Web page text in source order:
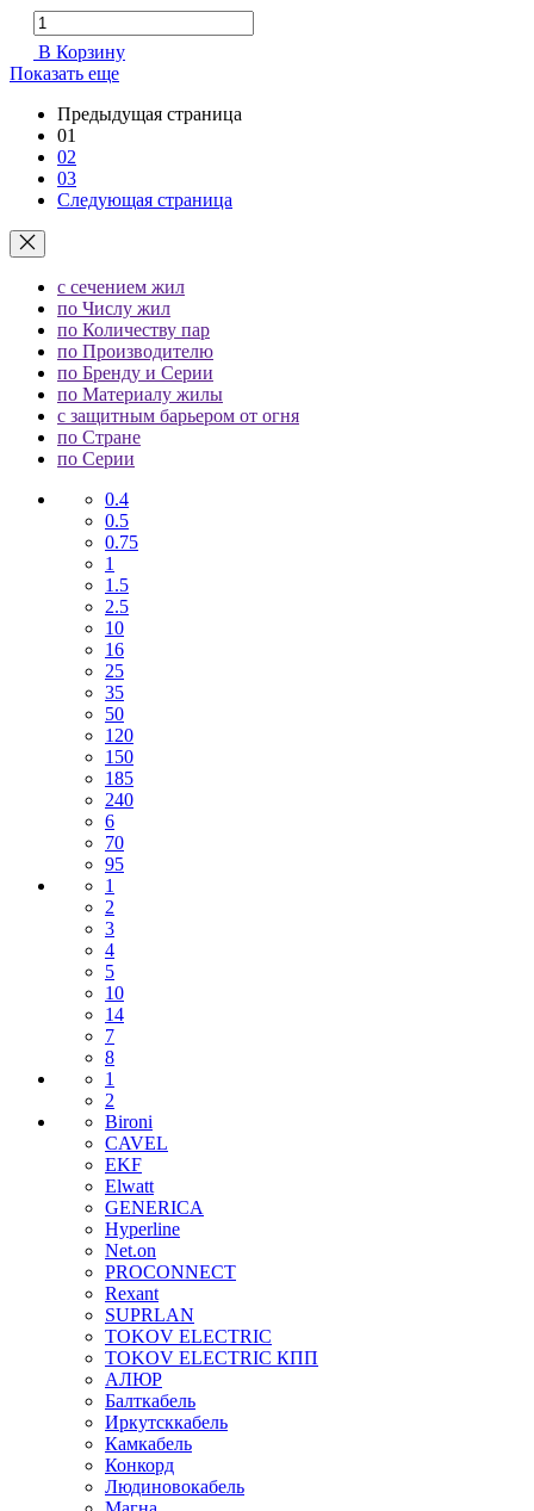
В Корзину
Показать еще
Предыдущая страница
01
02
03
Следующая страница
с сечением жил
по Числу жил
по Количеству пар
по Производителю
по Бренду и Серии
по Материалу жилы
с защитным барьером от огня
по Стране
по Серии
0.4
0.5
0.75
1
1.5
2.5
10
16
25
35
50
120
150
185
240
6
70
95
1
2
3
4
5
10
14
7
8
1
2
Bironi
CAVEL
EKF
Elwatt
GENERICA
Hyperline
Net.on
PROCONNECT
Rexant
SUPRLAN
TOKOV ELECTRIC
TOKOV ELECTRIC КПП
АЛЮР
Балткабель
Иркутсккабель
Камкабель
Конкорд
Людиновокабель